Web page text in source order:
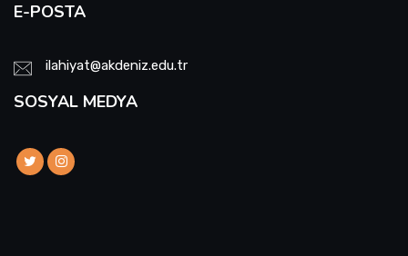
E-POSTA
ilahiyat@akdeniz.edu.tr
SOSYAL MEDYA